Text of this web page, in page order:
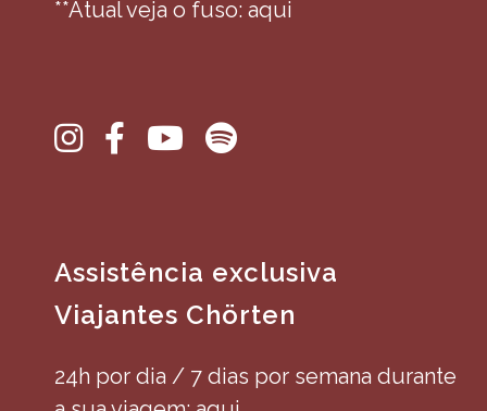
**Atual veja o fuso: aqui
Assistência exclusiva
Viajantes Chörten
24h por dia / 7 dias por semana durante